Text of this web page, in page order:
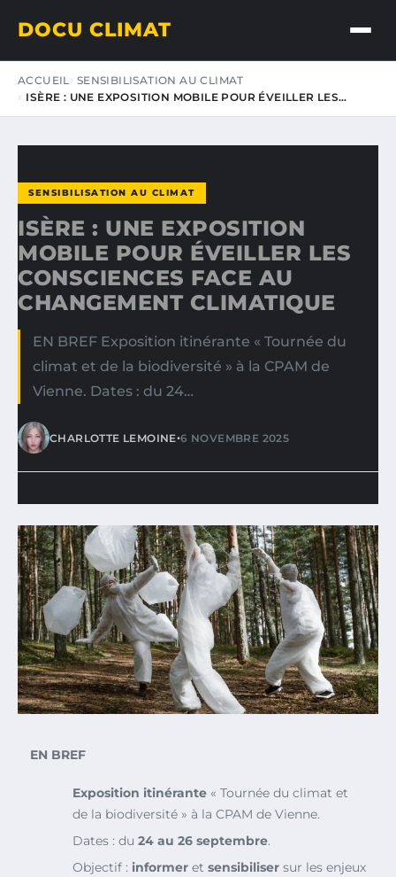
DOCU CLIMAT
ACCUEIL SENSIBILISATION AU CLIMAT
ISÈRE : UNE EXPOSITION MOBILE POUR ÉVEILLER LES…
SENSIBILISATION AU CLIMAT
ISÈRE : UNE EXPOSITION
MOBILE POUR ÉVEILLER LES
CONSCIENCES FACE AU
CHANGEMENT CLIMATIQUE
EN BREF Exposition itinérante « Tournée du
climat et de la biodiversité » à la CPAM de
Vienne. Dates : du 24…
CHARLOTTE LEMOINE•6 NOVEMBRE 2025
EN BREF
Exposition itinérante « Tournée du climat et
de la biodiversité » à la CPAM de Vienne.
Dates : du 24 au 26 septembre.
Objectif : informer et sensibiliser sur les enjeux